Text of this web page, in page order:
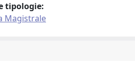
tipologie:
Magistrale